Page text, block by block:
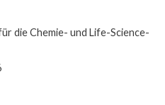
die Chemie- und Life-Science-